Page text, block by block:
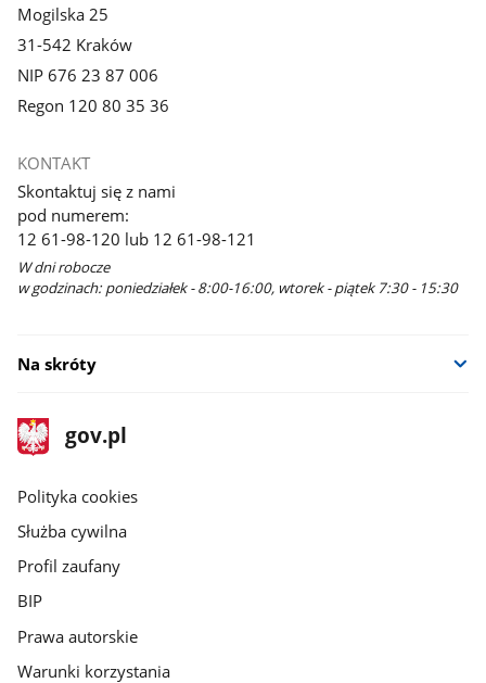
Mogilska 25
31-542 Kraków
NIP 676 23 87 006
Regon 120 80 35 36
KONTAKT
Skontaktuj się z nami
pod numerem:
12 61-98-120 lub 12 61-98-121
W dni robocze
w godzinach: poniedziałek - 8:00-16:00, wtorek - piątek 7:30 - 15:30
Na skróty
stopka
gov.pl
Strona
gov.pl
gov.pl
Polityka cookies
Służba cywilna
Profil zaufany
BIP
Prawa autorskie
Warunki korzystania